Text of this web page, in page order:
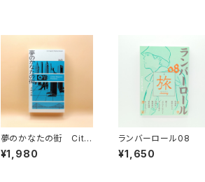
夢のかなたの街 Citie
s Beyond Fictions
¥1,980
ランバーロール08
¥1,650